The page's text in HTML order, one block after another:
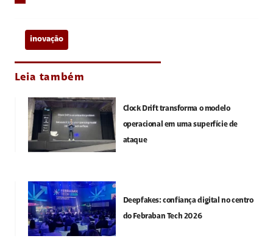
inovação
Leia também
Clock Drift transforma o modelo
operacional em uma superfície de
ataque
Deepfakes: confiança digital no centro
do Febraban Tech 2026